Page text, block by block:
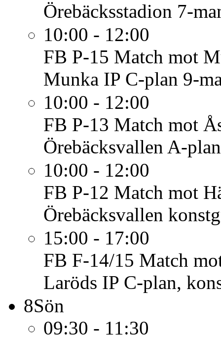
Örebäcksstadion 7-
10:00 - 12:00
FB P-15 Match mot
Munka IP C-plan 9-
10:00 - 12:00
FB P-13 Match mot
Örebäcksvallen A-
10:00 - 12:00
FB P-12 Match mot
Örebäcksvallen
15:00 - 17:00
FB F-14/15 Match
Laröds IP C-plan,
8Sön
09:30 - 11:30